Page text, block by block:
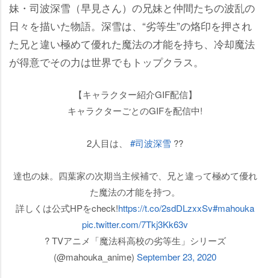
妹・司波深雪（早見さん）の兄妹と仲間たちの波乱の
日々を描いた物語。深雪は、“劣等生”の烙印を押され
た兄と違い極めて優れた魔法の才能を持ち、冷却魔法
が得意でその力は世界でもトップクラス。
【キャラクター紹介GIF配信】
キャラクターごとのGIFを配信中!
2人目は、 #司波深雪 ??
達也の妹。四葉家の次期当主候補で、兄と違って極めて優れ
た魔法の才能を持つ。
詳しくは公式HPをcheck!https://t.co/2sdDLzxxSv#mahouka
pic.twitter.com/7Tkj3Kk63v
? TVアニメ「魔法科高校の劣等生」シリーズ
(@mahouka_anime) September 23, 2020